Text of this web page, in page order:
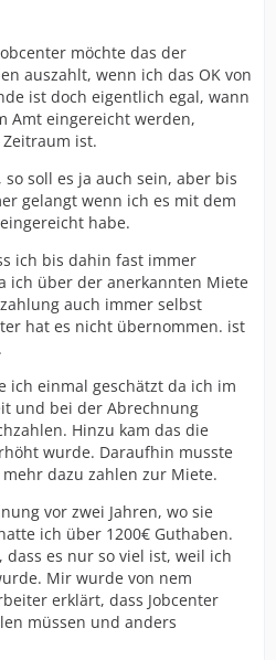
möchte das der
auszahlt, wenn ich das OK von
ist doch eigentlich egal, wann
Amt eingereicht werden,
ist.
soll es ja auch sein, aber bis
gelangt wenn ich es mit dem
habe.
ich bis dahin fast immer
ich über der anerkannten Miete
auch immer selbst
hat es nicht übernommen. ist
ich einmal geschätzt da ich im
und bei der Abrechnung
Hinzu kam das die
wurde. Daraufhin musste
dazu zahlen zur Miete.
vor zwei Jahren, wo sie
ich über 1200€ Guthaben.
dass es nur so viel ist, weil ich
Mir wurde von nem
erklärt, dass Jobcenter
müssen und anders